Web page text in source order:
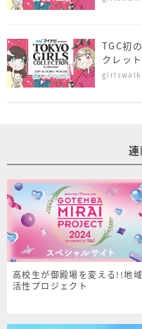
TGC初
クレッ
高校生が御殿場を変える!!地域
活性プロジェクト